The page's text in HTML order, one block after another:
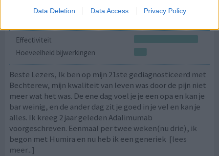
Data Deletion Data Access Privacy Policy
adalimumab (50mg/ml)
Effectiviteit
Hoeveelheid bijwerkingen
Beste Lezers, Ik ben op mijn 21ste gediagnosticeerd met
Bechterew, mijn kwaliteit van leven was door de pijn niet
meer wat het was. De ene dag voel je je een opa en kan je
bar weinig, en de ander dag zit je goed in je vel en kan je
alles. Ik kreeg 2 jaar geleden Adalimumab
voorgeschreven. Eenmaal per twee weken(nu drie), ik
begon met Humira en nu heb ik een generiek [lees
meer...]